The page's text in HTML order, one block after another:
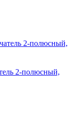
2-полюсный,